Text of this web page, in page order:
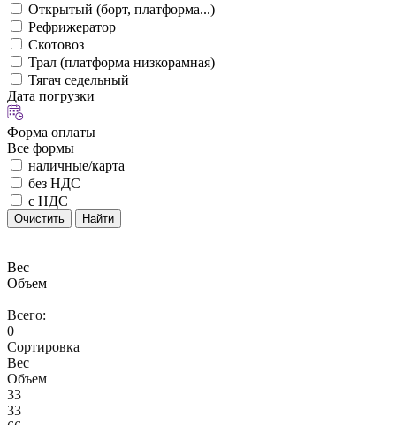
Открытый (борт, платформа...)
Рефрижератор
Скотовоз
Трал (платформа низкорамная)
Тягач седельный
Дата погрузки
Форма оплаты
Все формы
наличные/карта
без НДС
с НДС
Очистить Найти
Вес
Объем
Всего:
0
Сортировка
Вес
Объем
33
33